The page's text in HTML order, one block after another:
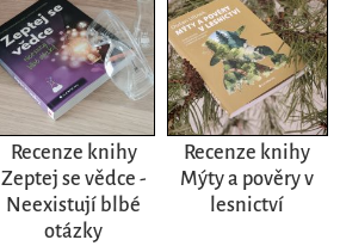
Recenze knihy
Zeptej se vědce -
Neexistují blbé
otázky
Recenze knihy
Mýty a pověry v
lesnictví